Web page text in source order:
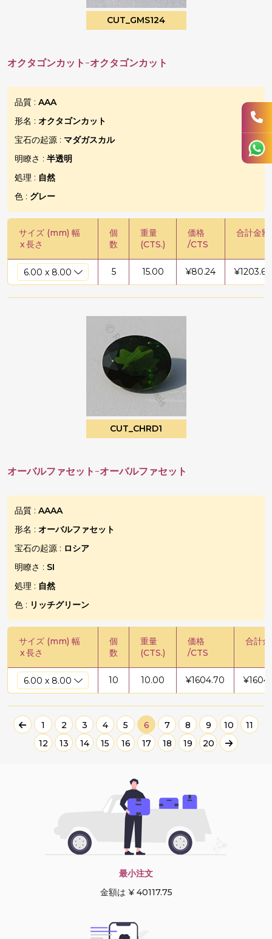
CUT_GMS124
オクタゴンカット-オクタゴンカット
品質 : AAA
形名 : オクタゴンカット
宝石の起源 : マダガスカル
明瞭さ : 半透明
処理 : 自然
色 : グレー
サイズ (mm) 幅
x長さ
個
数
重量
(CTS.)
価格
/CTS
合計金額
5 15.00 ¥80.24 ¥1203.60
CUT_CHRD1
オーバルファセット-オーバルファセット
品質 : AAAA
形名 : オーバルファセット
宝石の起源 : ロシア
明瞭さ : SI
処理 : 自然
色 : リッチグリーン
サイズ (mm) 幅
x長さ
個
数
重量
(CTS.)
価格
/CTS
合計
10 10.00 ¥1604.70 ¥
1 2 3 4 5 6 7 8 9 10
11
12
13 14 15 16 17 18 19 20
最小注文
金額は ¥ 40117.75